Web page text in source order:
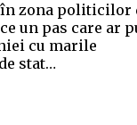
în zona politicilor
un pas care ar
cu marile
stat…